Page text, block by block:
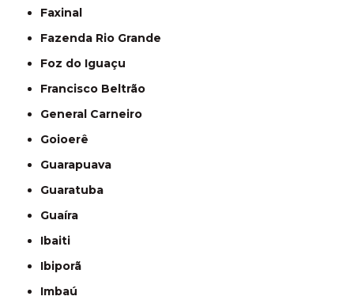
Faxinal
Fazenda Rio Grande
Foz do Iguaçu
Francisco Beltrão
General Carneiro
Goioerê
Guarapuava
Guaratuba
Guaíra
Ibaiti
Ibiporã
Imbaú